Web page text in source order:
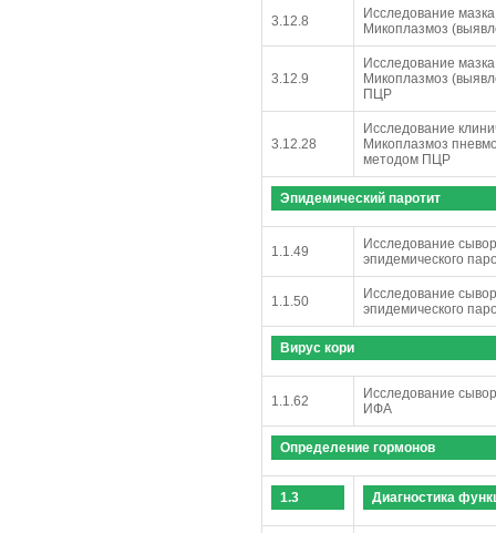
3.12.8
Исследование
Микоплазмоз
3.12.9
Исследование
Микоплазмоз
ПЦР
3.12.28
Исследование
Микоплазмоз
методом ПЦР
Эпидемический паротит
1.1.49
Исследование
эпидемического
1.1.50
Исследование
эпидемического
Вирус кори
1.1.62
Исследование
ИФА
Определение гормонов
1.3 Диагностика